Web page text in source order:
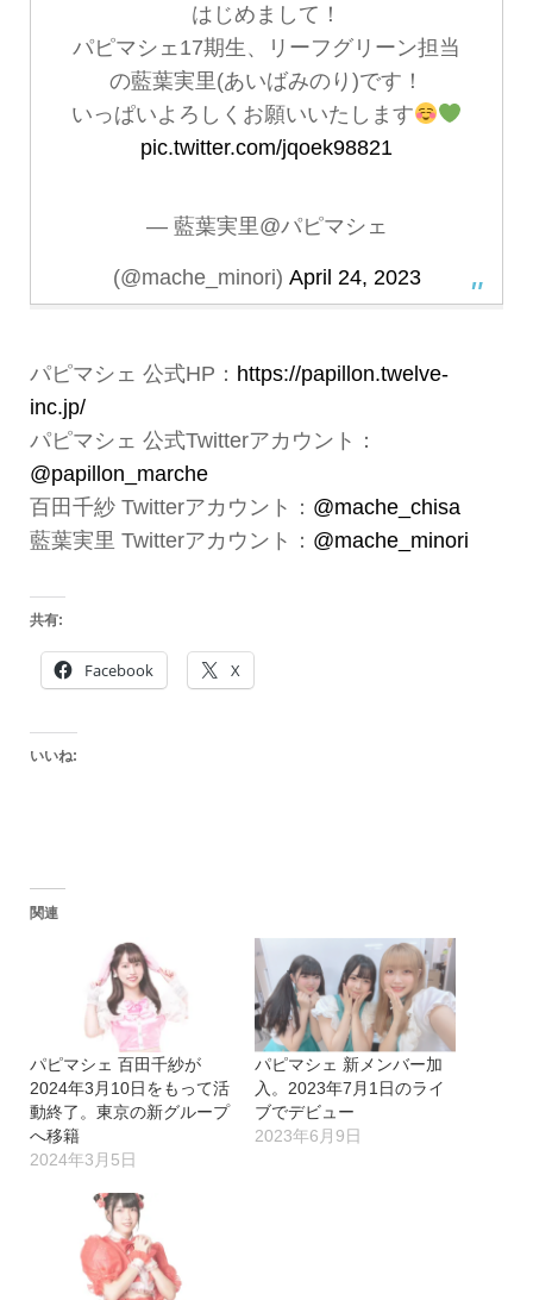
はじめまして！
パピマシェ17期生、リーフグリーン担当
の藍葉実里(あいばみのり)です！
いっぱいよろしくお願いいたします
pic.twitter.com/jqoek98821
— 藍葉実里@パピマシェ
(@mache_minori) April 24, 2023
パピマシェ 公式HP： https://papillon.twelve-
inc.jp/
パピマシェ 公式Twitterアカウント：
@papillon_marche
百田千紗 Twitterアカウント： @mache_chisa
藍葉実里 Twitterアカウント： @mache_minori
共有:
Facebook X
いいね:
関連
パピマシェ 百田千紗が
2024年3月10日をもって活
動終了。東京の新グループ
へ移籍
2024年3月5日
パピマシェ 新メンバー加
入。2023年7月1日のライ
ブでデビュー
2023年6月9日